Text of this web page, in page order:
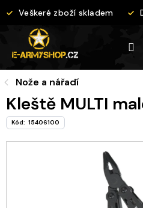
na
Veškeré zboží skladem
Nože a nářadí
Kleště MULTI
Kód: 15406100